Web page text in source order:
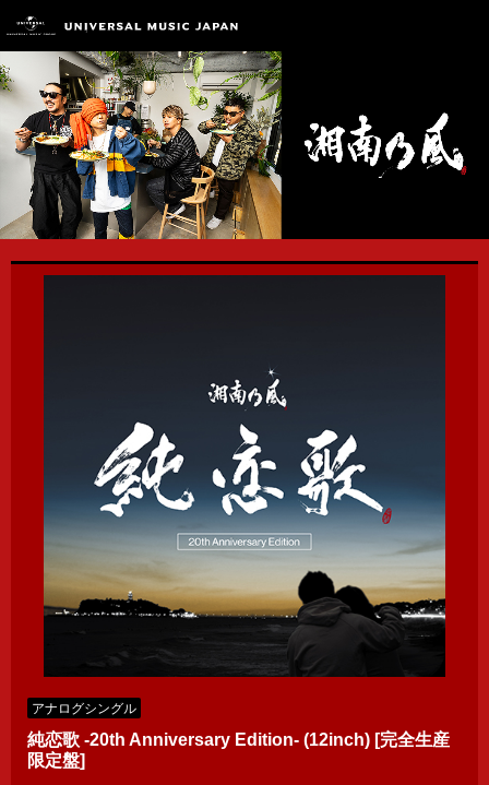
アナログシングル
純恋歌 -20th Anniversary Edition- (12inch) [完全生産
限定盤]